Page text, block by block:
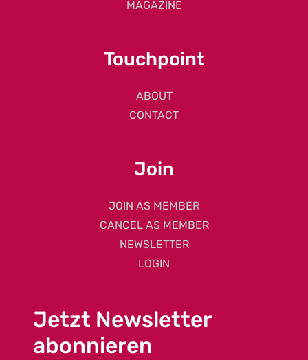
MAGAZINE
Touchpoint
ABOUT
CONTACT
Join
JOIN AS MEMBER
CANCEL AS MEMBER
NEWSLETTER
LOGIN
Jetzt Newsletter
abonnieren